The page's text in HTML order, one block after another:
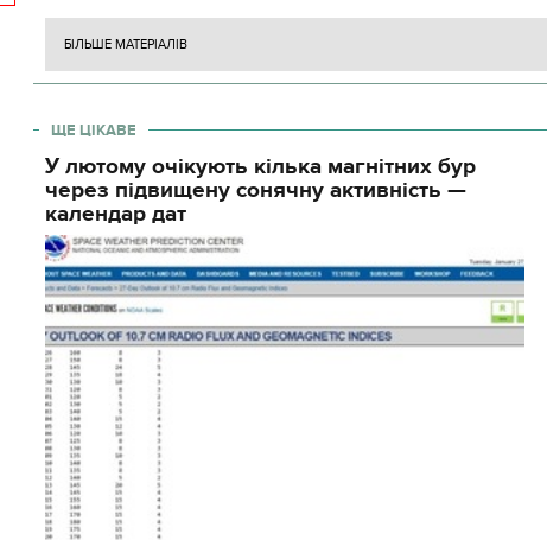
БІЛЬШЕ МАТЕРІАЛІВ
ЩЕ ЦІКАВЕ
У лютому очікують кілька магнітних бур
через підвищену сонячну активність —
календар дат